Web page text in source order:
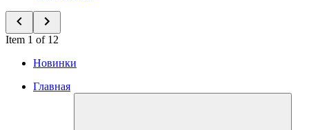
Item 1 of 12
Новинки
Главная